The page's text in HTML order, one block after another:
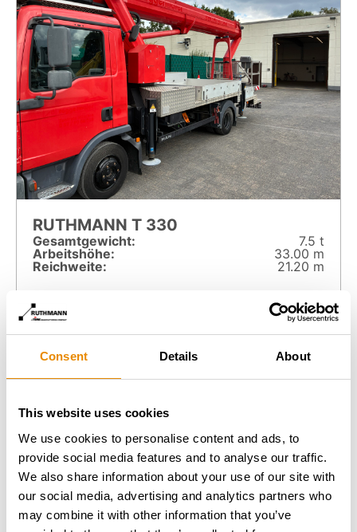
Consent Details About
This website uses cookies
We use cookies to personalise content and ads, to
provide social media features and to analyse our traffic.
We also share information about your use of our site with
our social media, advertising and analytics partners who
may combine it with other information that you’ve
RUTHMANN T 330
Gesamt­gewicht:
7.5 t
Arbeitshöhe:
33.00 m
Reichweite:
21.20 m